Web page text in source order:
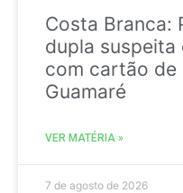
Costa Branca:
dupla
com cartão de
Guamaré
VER MATÉRIA »
7 de agosto de 2026